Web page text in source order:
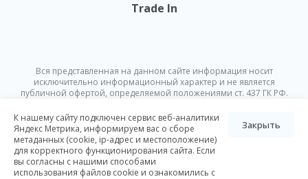
Trade In
Вся представленная на данном сайте информация носит
исключительно информационный характер и не является
публичной офертой, определяемой положениями ст. 437 ГК РФ.
изменена в любое время без предварительного уведомления.
© Nikoliers 2026
Положение об обработке персональных данных
К нашему сайту подключен сервис веб-аналитики
Яндекс Метрика, информируем вас о сборе
метаданных (cookie, ip-адрес и местоположение)
для корректного функционирования сайта. Если
вы согласны с нашими способами
использования файлов cookie и ознакомились с
Закрыть